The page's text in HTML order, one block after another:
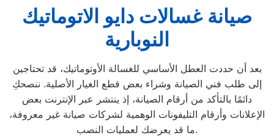
صيانة غسالات دايو الاتوماتيك
النوبارية
بعد أن حددت العطل الأساسي للغسالة الأوتوماتيك، قد تحتاجين
إلى طلب فني الصيانة وشراء بعض قطع الغيار الأصلية. ننصحكِ
دائمًا بالتأكد من أرقام الصيانة، إذ ينتشر عبر الإنترنت بعض
الإعلانات وأرقام التليفونات الوهمية لشركات صيانة غير معروفة،
ما قد يعرضك لعمليات النصب.